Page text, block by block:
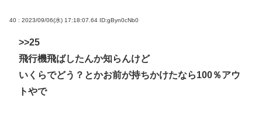
40 : 2023/09/06(水) 17:18:07.64 ID:gByn0cNb0
>>25
飛行機飛ばしたんか知らんけど
いくらでどう？とかお前が持ちかけたなら100％アウ
トやで